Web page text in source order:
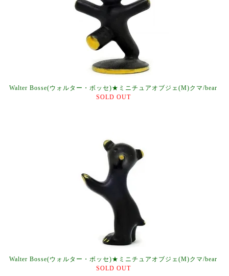
Walter Bosse(ウォルター・ボッセ)★ミニチュアオブジェ(M)クマ/bear
SOLD OUT
Walter Bosse(ウォルター・ボッセ)★ミニチュアオブジェ(M)クマ/bear
SOLD OUT